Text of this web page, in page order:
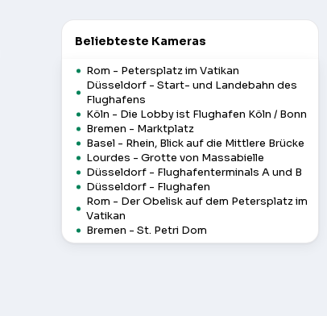
Beliebteste Kameras
Rom - Petersplatz im Vatikan
Düsseldorf - Start- und Landebahn des
Flughafens
Köln - Die Lobby ist Flughafen Köln / Bonn
Bremen - Marktplatz
Basel - Rhein, Blick auf die Mittlere Brücke
Lourdes - Grotte von Massabielle
Düsseldorf - Flughafenterminals A und B
Düsseldorf - Flughafen
Rom - Der Obelisk auf dem Petersplatz im
Vatikan
Bremen - St. Petri Dom